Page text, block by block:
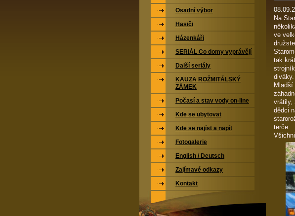
Na
ve
tak
diváky.
vrátily,
dědci
terče.
Osadní výbor
Hasiči
Házenkáři
SERIÁL Co domy vyprávějí
Další seriály
KAUZA ROŽMITÁLSKÝ
ZÁMEK
Počasí a stav vody on-line
Kde se ubytovat
Kde se najíst a napít
Fotogalerie
English / Deutsch
Zajímavé odkazy
Kontakt